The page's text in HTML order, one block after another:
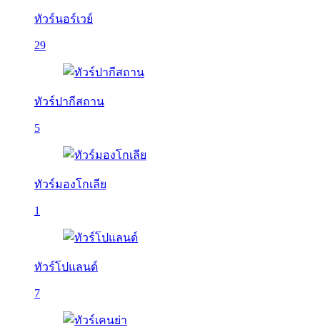
ทัวร์นอร์เวย์
29
ทัวร์ปากีสถาน
5
ทัวร์มองโกเลีย
1
ทัวร์โปแลนด์
7